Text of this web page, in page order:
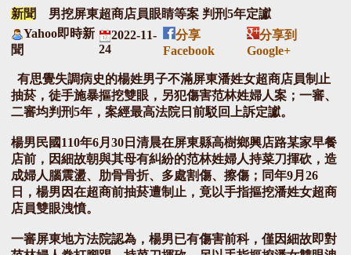
新聞
男挖屏東超商店員眼睛等案 判刑5年定讞
Yahoo即時新
聞
2022-11-
24
分享
Facebook
分享到
Google+
有思覺失調病史的楊姓男子不滿屏東潘姓女超商店員制止
抽菸，徒手施暴摳挖雙眼，另犯傷害范林姓婦人案；一審、
二審均判刑5年，案經最高法院日前駁回上訴定讞。
楊男民國110年6月30日清晨在屏東縣高樹鄉興店路某家早餐
店前，因細故朝與其母有糾紛的范林姓婦人持菜刀揮砍，造
成婦人腦震盪、肋骨骨折、多處割傷、擦傷；同年9月26
日，楊男因在超商前抽菸遭制止，竟以手指摳挖潘姓女超商
店員雙眼洩憤。
一審屏東地方法院認為，楊男已有傷害前科，僅因細故即對